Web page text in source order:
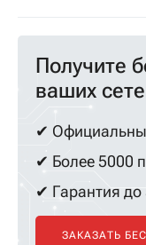
Получите
ваших
✔
✔ Более 5000
✔ Гарантия до
ЗАКАЗАТЬ